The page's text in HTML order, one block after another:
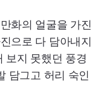
화의 얼굴을 가진
으로 다 담아내지
보지 못했던 풍경
담그고 허리 숙인